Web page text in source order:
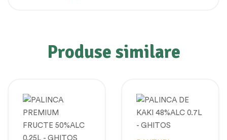
Produse similare